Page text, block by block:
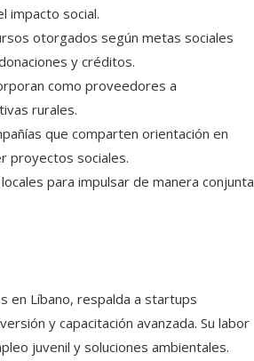
impacto social.
otorgados según metas sociales
y créditos.
como proveedores a
rurales.
que comparten orientación en
proyectos sociales.
para impulsar de manera conjunta
en Líbano, respalda a startups
y capacitación avanzada. Su labor
juvenil y soluciones ambientales.